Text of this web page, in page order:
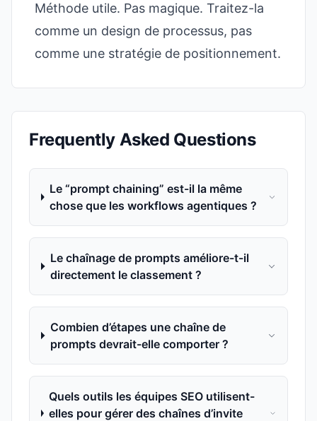
Méthode utile. Pas magique. Traitez-la
comme un design de processus, pas
comme une stratégie de positionnement.
Frequently Asked Questions
Le “prompt chaining” est-il la même
chose que les workflows agentiques ?
Le chaînage de prompts améliore-t-il
directement le classement ?
Combien d’étapes une chaîne de
prompts devrait-elle comporter ?
Quels outils les équipes SEO utilisent-
elles pour gérer des chaînes d’invite